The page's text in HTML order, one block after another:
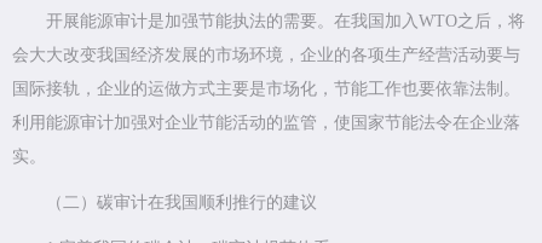
开展能源审计是加强节能执法的需要。在我国加入WTO之后，将
会大大改变我国经济发展的市场环境，企业的各项生产经营活动要与
国际接轨，企业的运做方式主要是市场化，节能工作也要依靠法制。
利用能源审计加强对企业节能活动的监管，使国家节能法令在企业落
实。
（二）碳审计在我国顺利推行的建议